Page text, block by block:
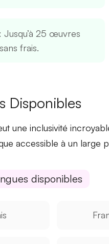
: Jusqu’à 25 œuvres
frais.
Disponibles
une inclusivité
accessible à un large
disponibles